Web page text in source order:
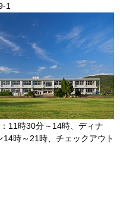
1
11時30分～14時、ディナ
時～21時、チェックアウト